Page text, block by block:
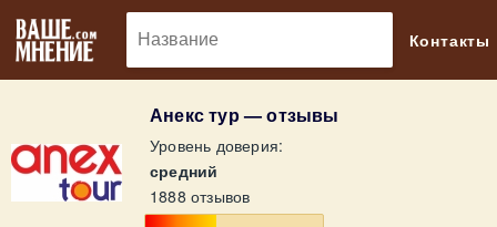
Контакты
Анекс тур — отзывы
Уровень доверия:
средний
1888 отзывов